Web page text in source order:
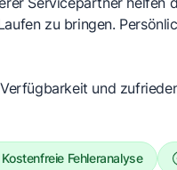
zu bringen.
und
Kostenfreie Fehleranalyse